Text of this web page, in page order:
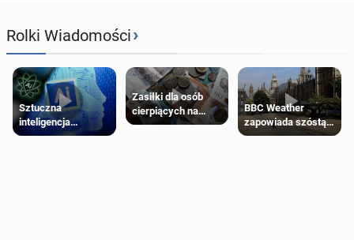
Rolki Wiadomości›
Sztuczna
inteligencja
próbowała oszukać
Zasiłki dla osób
cierpiących na
schorzenia
BBC Weather
zapowiada szóstą
falę upałów w